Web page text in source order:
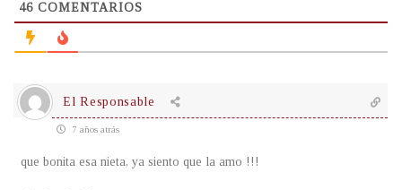
46 COMENTARIOS
El Responsable
7 años atrás
que bonita esa nieta, ya siento que la amo !!!